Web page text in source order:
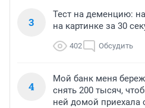
3
Тест на деменцию:
на картинке за 30
402 Обсудить
4
Мой банк меня
снять 200 тысяч,
ней домой приехала